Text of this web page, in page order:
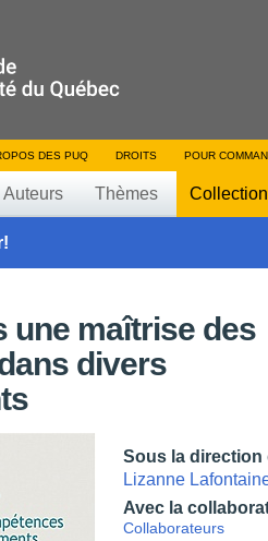
DES PUQ DROITS POUR
Auteurs Thèmes
une maîtrise des
divers
Sous la direction
Lizanne
Avec la
Collaborateurs